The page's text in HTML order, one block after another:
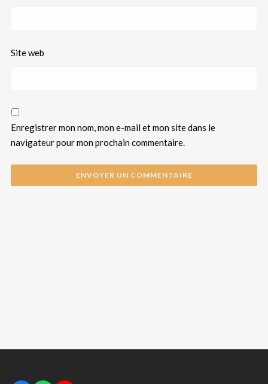
Site web
Enregistrer mon nom, mon e-mail et mon site dans le
navigateur pour mon prochain commentaire.